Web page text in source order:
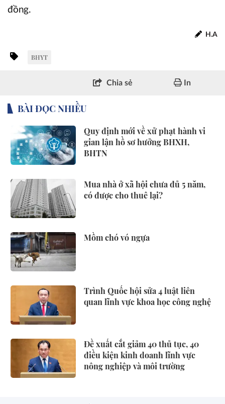
đồng.
H.A
BHYT
Chia sẻ In
BÀI ĐỌC NHIỀU
Quy định mới về xử phạt hành vi
gian lận hồ sơ hưởng BHXH,
BHTN
Mua nhà ở xã hội chưa đủ 5 năm,
có được cho thuê lại?
Mồm chó vó ngựa
Trình Quốc hội sửa 4 luật liên
quan lĩnh vực khoa học công nghệ
Đề xuất cắt giảm 40 thủ tục, 40
điều kiện kinh doanh lĩnh vực
nông nghiệp và môi trường